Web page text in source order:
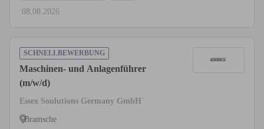
08.08.2026
SCHNELLBEWERBUNG
Maschinen- und Anlagenführer
(m/w/d)
Essex Soulutions Germany GmbH`
Bramsche